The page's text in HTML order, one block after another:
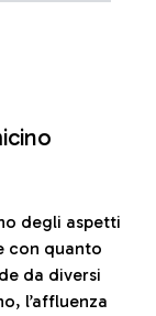
degli aspetti
con quanto
da diversi
l’affluenza